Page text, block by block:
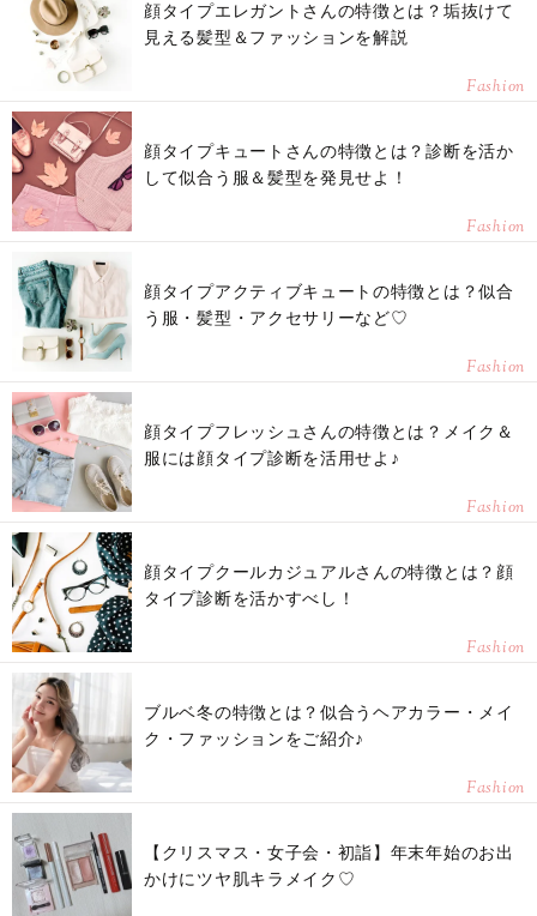
顔タイプエレガントさんの特徴とは？垢抜けて
見える髪型＆ファッションを解説
Fashion
顔タイプキュートさんの特徴とは？診断を活か
して似合う服＆髪型を発見せよ！
Fashion
顔タイプアクティブキュートの特徴とは？似合
う服・髪型・アクセサリーなど♡
Fashion
顔タイプフレッシュさんの特徴とは？メイク＆
服には顔タイプ診断を活用せよ♪
Fashion
顔タイプクールカジュアルさんの特徴とは？顔
タイプ診断を活かすべし！
Fashion
ブルベ冬の特徴とは？似合うヘアカラー・メイ
ク・ファッションをご紹介♪
Fashion
【クリスマス・女子会・初詣】年末年始のお出
かけにツヤ肌キラメイク♡